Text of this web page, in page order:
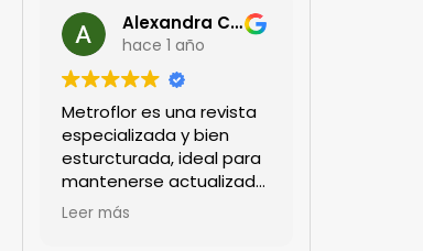
Alexandra Castillo
hace 1 año
Metroflor es una revista
especializada y bien
esturcturada, ideal para
mantenerse actualizado
en el sector floricultor.
Leer más